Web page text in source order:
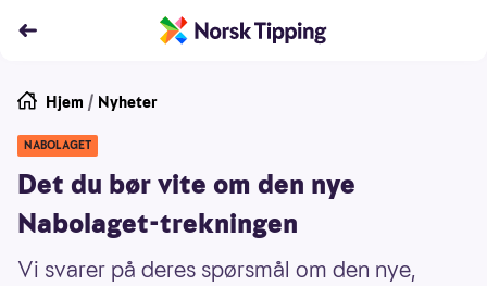
Hjem / Nyheter
NABOLAGET
Det du bør vite om den nye
Nabolaget-trekningen
Vi svarer på deres spørsmål om den nye,